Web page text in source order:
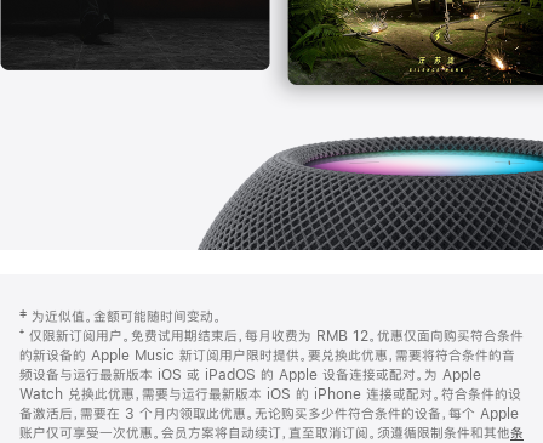
页
页
脚
注
‡ 为近似值。金额可能随时间变动。
⁺ 仅限新订阅用户。免费试用期结束后，每月收费为 RMB 12。优惠仅面向购买符合条件
的新设备的 Apple Music 新订阅用户限时提供。要兑换此优惠，需要将符合条件的音
频设备与运行最新版本 iOS 或 iPadOS 的 Apple 设备连接或配对。为 Apple
Watch 兑换此优惠，需要与运行最新版本 iOS 的 iPhone 连接或配对。符合条件的设
备激活后，需要在 3 个月内领取此优惠。无论购买多少件符合条件的设备，每个 Apple
账户仅可享受一次优惠。会员方案将自动续订，直至取消订阅。须遵循限制条件和其他条